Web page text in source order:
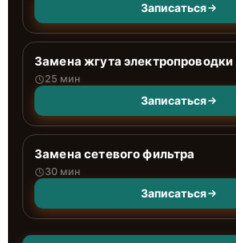
Записаться
Замена жгута электропроводки
25 мин
Записаться
Замена сетевого фильтра
30 мин
Записаться